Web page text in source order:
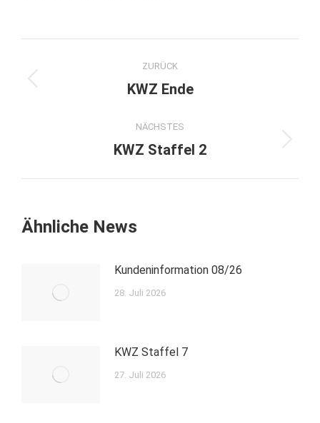
Kommentarnavigation
ZURÜCK
Vorheriger
KWZ Ende
NÄCHSTES
Nächster
KWZ Staffel 2
Ähnliche News
Kundeninformation 08/26
28. Juli 2026
KWZ Staffel 7
27. Juli 2026